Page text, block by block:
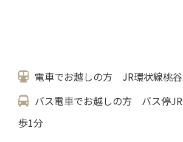
電車でお越しの方 JR環状線桃
バス電車でお越しの方 バス停
歩1分